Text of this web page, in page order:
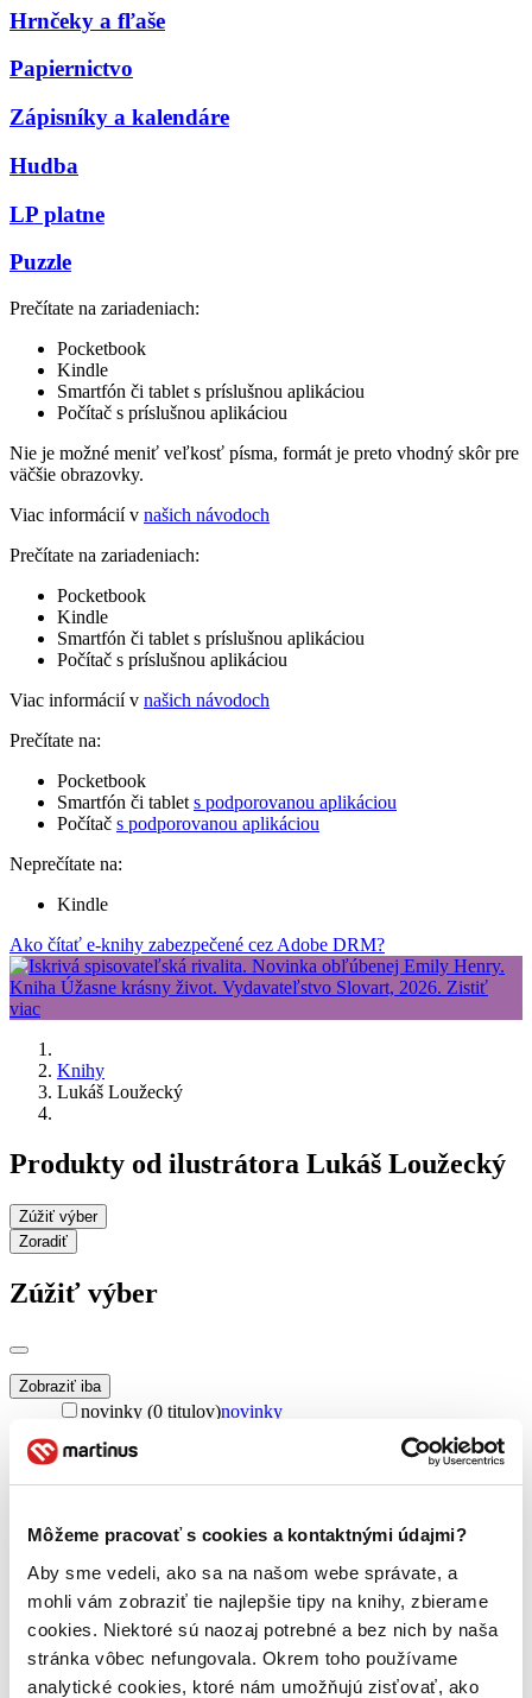
Môžeme pracovať s cookies a kontaktnými údajmi?
Aby sme vedeli, ako sa na našom webe správate, a
mohli vám zobraziť tie najlepšie tipy na knihy, zbierame
cookies. Niektoré sú naozaj potrebné a bez nich by naša
stránka vôbec nefungovala. Okrem toho používame
analytické cookies, ktoré nám umožňujú zisťovať, ako
Hrnčeky a fľaše
Papiernictvo
Zápisníky a kalendáre
Hudba
LP platne
Puzzle
Prečítate na zariadeniach:
Pocketbook
Kindle
Smartfón či tablet s príslušnou aplikáciou
Počítač s príslušnou aplikáciou
Nie je možné meniť veľkosť písma, formát je preto vhodný skôr pre
väčšie obrazovky.
Viac informácií v našich návodoch
Prečítate na zariadeniach:
Pocketbook
Kindle
Smartfón či tablet s príslušnou aplikáciou
Počítač s príslušnou aplikáciou
Viac informácií v našich návodoch
Prečítate na:
Pocketbook
Smartfón či tablet s podporovanou aplikáciou
Počítač s podporovanou aplikáciou
Neprečítate na:
Kindle
Ako čítať e-knihy zabezpečené cez Adobe DRM?
Knihy
Lukáš Loužecký
Produkty od ilustrátora Lukáš Loužecký
Zúžiť výber
Zoradiť
Zúžiť výber
Zobraziť iba
novinky (0 titulov)novinky
predpredaj (0 titulov) predpredaj
pripravujeme (0 titulov)
dostupná (bez vypredaných) (0 titulov)dostupná (bez
vypredaných)
Nové / čítané
nová (0 titulov)nová
čítaná (0 titulov)čítaná